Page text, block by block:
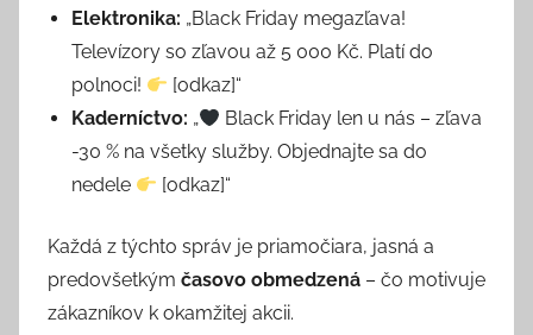
Elektronika: „Black Friday megazľava!
Televízory so zľavou až 5 000 Kč. Platí do
polnoci!
[odkaz]“
Kaderníctvo: „
Black Friday len u nás – zľava
-30 % na všetky služby. Objednajte sa do
nedele
[odkaz]“
Každá z týchto správ je priamočiara, jasná a
predovšetkým časovo obmedzená – čo motivuje
zákazníkov k okamžitej akcii.